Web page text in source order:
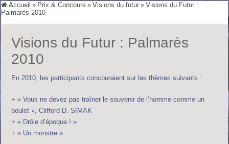
Accueil » Prix & Concours » Visions du futur » Visions du Futur :
Palmarès 2010
Visions du Futur : Palmarès
2010
En 2010, les participants concouraient sur les thèmes suivants :
+ « Vous ne devez pas traîner le souvenir de l’homme comme un
boulet », Clifford D. SIMAK
+ « Drôle d’époque ! »
+ « Un monstre »